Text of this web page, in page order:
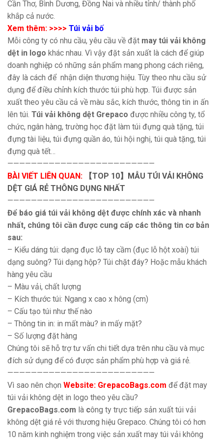
Cần Thơ, Bình Dương, Đồng Nai và nhiều tỉnh/ thành phố
khắp cả nước.
Xem thêm: >>>> Túi vải bố
Mỗi công ty có nhu cầu, yêu cầu về đặt may túi vải không
dệt in logo khác nhau. Vì vậy đặt sản xuất là cách để giúp
doanh nghiệp có những sản phẩm mang phong cách riêng,
đây là cách để nhận diện thương hiệu. Tùy theo nhu cầu sử
dụng để điều chỉnh kích thước túi phù hợp. Túi được sản
xuất theo yêu cầu cả về màu sắc, kích thước, thông tin in ấn
lên túi. Túi vải không dệt Grepaco được nhiều công ty, tổ
chức, ngân hàng, trường học đặt làm túi đựng quà tặng, túi
đựng tài liệu, túi đựng quần áo, túi hội nghị, túi quà tặng, túi
đựng quà tết…
—————————————————————————
BÀI VIẾT LIÊN QUAN:
【TOP 10】MẪU TÚI VẢI KHÔNG
DỆT GIÁ RẺ THÔNG DỤNG NHẤT
—————————————————————————
Để báo giá túi vải không dệt được chính xác và nhanh
nhất, chúng tôi cần được cung cấp các thông tin cơ bản
sau:
– Kiểu dáng túi: dạng đục lỗ tay cầm (đục lỗ hột xoài) túi
dạng suông? Túi dạng hộp? Túi chặt đáy? Hoặc mẫu khách
hàng yêu cầu
– Màu vải, chất lượng
– Kích thước túi: Ngang x cao x hông (cm)
– Cấu tạo túi như thế nào
– Thông tin in: in mất màu? in mấy mặt?
– Số lượng đặt hàng
Chúng tôi sẽ hỗ trợ tư vấn chi tiết dựa trên nhu cầu và mục
đích sử dụng để có được sản phẩm phù hợp và giá rẻ.
—————————————————————————
Vì sao nên chọn Website: GrepacoBags.com để đặt may
túi vải không dệt in logo theo yêu cầu?
GrepacoBags.com là công ty trực tiếp sản xuất túi vải
không dệt giá rẻ với thương hiệu Grepaco. Chúng tôi có hơn
10 năm kinh nghiệm trong việc sản xuất may túi vải không